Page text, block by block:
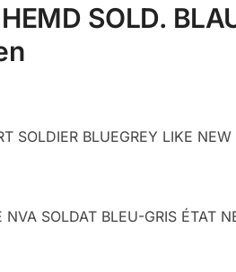
SOLD.
SOLDIER BLUEGREY LIKE NEW
NVA SOLDAT BLEU-GRIS ÉTAT